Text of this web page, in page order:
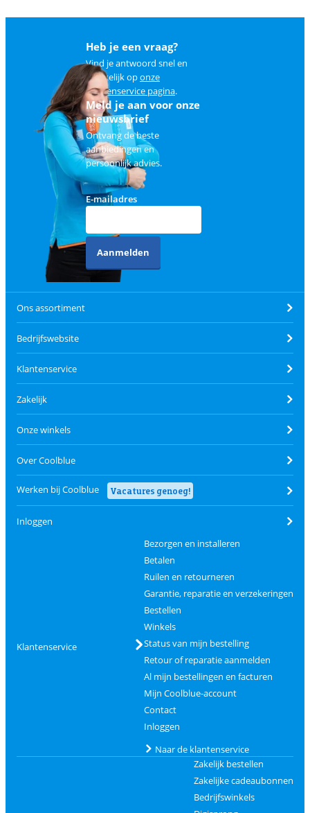
Heb je een vraag?
Vind je antwoord snel en
makkelijk oponze
klantenservice pagina.
Meld je aan voor onze
nieuwsbrief
Ontvang de beste
aanbiedingen en
persoonlijk advies.
E-mailadres
Aanmelden
Ons assortiment
Bedrijfswebsite
Klantenservice
Zakelijk
Onze winkels
Over Coolblue
Werken bij Coolblue Vacatures genoeg!
Inloggen
Klantenservice
Bezorgen en installeren
Betalen
Ruilen en retourneren
Garantie, reparatie en verzekeringen
Bestellen
Winkels
Status van mijn bestelling
Retour of reparatie aanmelden
Al mijn bestellingen en facturen
Mijn Coolblue-account
Contact
Inloggen
Naar de klantenservice
Zakelijk bestellen
Zakelijke cadeaubonnen
Bedrijfswinkels